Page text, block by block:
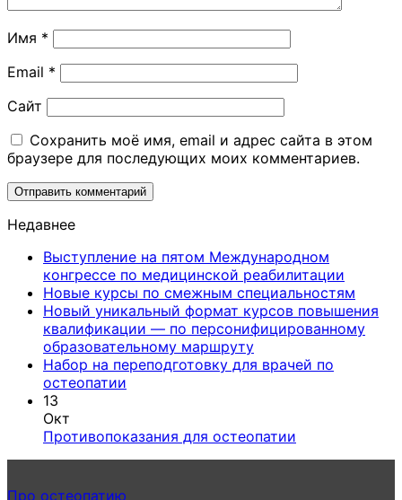
Имя *
Email *
Сайт
Сохранить моё имя, email и адрес сайта в этом
браузере для последующих моих комментариев.
Недавнее
Выступление на пятом Международном
конгрессе по медицинской реабилитации
к
записи
нет
Новые курсы по смежным специальностям
к
записи
нет
Новый уникальный формат курсов повышения
квалификации — по персонифицированному
образовательному маршрутуКомментариев
к
формат
нет
Набор на переподготовку для врачей по
остеопатии
Набор
13
Окт
Противопоказания для остеопатии
Про остеопатию